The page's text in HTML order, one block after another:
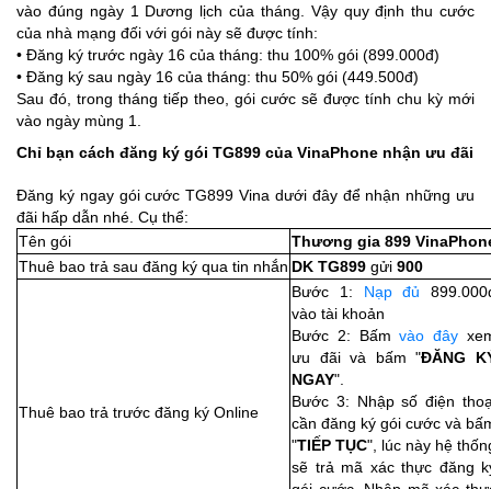
vào đúng ngày 1 Dương lịch của tháng. Vậy quy định thu cước
của nhà mạng đối với gói này sẽ được tính:
• Đăng ký trước ngày 16 của tháng: thu 100% gói (899.000đ)
• Đăng ký sau ngày 16 của tháng: thu 50% gói (449.500đ)
Sau đó, trong tháng tiếp theo, gói cước sẽ được tính chu kỳ mới
vào ngày mùng 1.
Chỉ bạn cách đăng ký gói TG899 của VinaPhone nhận ưu đãi
Đăng ký ngay gói cước TG899 Vina dưới đây để nhận những ưu
đãi hấp dẫn nhé. Cụ thể:
Tên gói
Thương gia 899
Thuê bao trả sau đăng ký qua tin nhắn DK TG899 gửi 900
Thuê bao trả trước đăng ký Online
Bước 1: Nạp đủ
vào tài khoản
Bước 2: Bấmvào đây
ưu đãi và bấm "ĐĂNG
NGAY".
Bước 3: Nhập số điện
cần đăng ký gói cước và
"TIẾP TỤC", lúc này hệ
sẽ trả mã xác thực đăng